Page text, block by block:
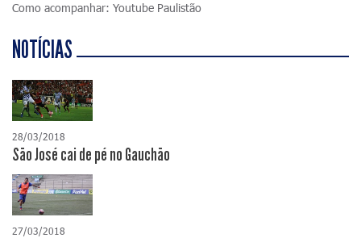
Como acompanhar: Youtube Paulistão
NOTÍCIAS
28/03/2018
São José cai de pé no Gauchão
27/03/2018